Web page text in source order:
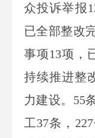
众投诉举报
已全部整改
事项13项，
持续推进整
力建设。 55
工37条， 227